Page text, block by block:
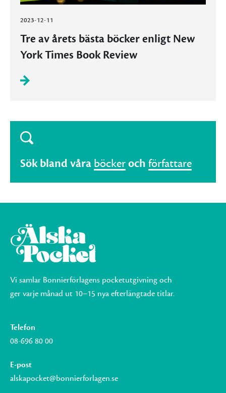
2023-12-11
Tre av årets bästa böcker enligt New
York Times Book Review
Sök bland våra böckeroch författare
Vi samlar Bonnierförlagens pocketutgivning och
ger varje månad ut 10–15 nya efterlängtade titlar.
Telefon
08-696 80 00
E-post
alskapocket@bonnierforlagen.se